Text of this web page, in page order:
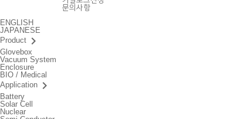
문의사항
ENGLISH
JAPANESE
Product keyboard_arrow_right
Glovebox
Vacuum System
Enclosure
BIO / Medical
Application keyboard_arrow_right
Battery
Solar Cell
Nuclear